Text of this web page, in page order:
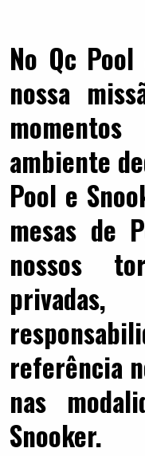
No Qc
nossa
ambiente
Pool e
mesas de
nossos
referência
nas
Snooker.